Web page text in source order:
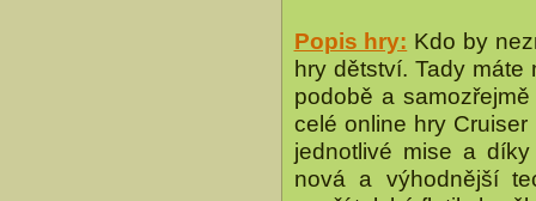
Popis hry: Kdo by
hry dětství. Tady
podobě a
celé online hry
jednotlivé mise a
nová a výhodnější